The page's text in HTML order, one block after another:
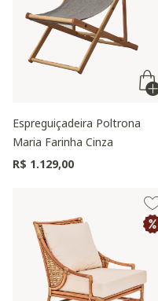
Espreguiçadeira Poltrona
Maria Farinha Cinza
R$ 1.129,00